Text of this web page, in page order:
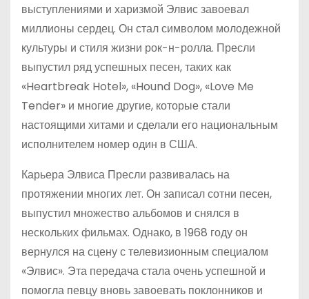
выступлениями и харизмой Элвис завоевал
миллионы сердец. Он стал символом молодежной
культуры и стиля жизни рок-н-ролла. Пресли
выпустил ряд успешных песен, таких как
«Heartbreak Hotel», «Hound Dog», «Love Me
Tender» и многие другие, которые стали
настоящими хитами и сделали его национальным
исполнителем номер один в США.
Карьера Элвиса Пресли развивалась на
протяжении многих лет. Он записал сотни песен,
выпустил множество альбомов и снялся в
нескольких фильмах. Однако, в 1968 году он
вернулся на сцену с телевизионным специалом
«Элвис». Эта передача стала очень успешной и
помогла певцу вновь завоевать поклонников и